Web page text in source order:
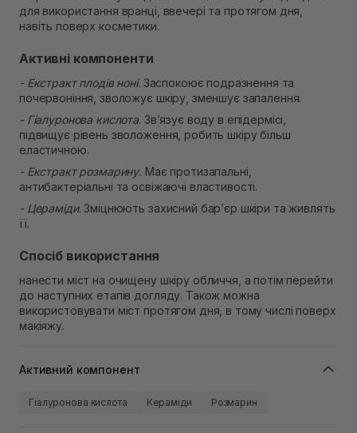
для використання вранці, ввечері та протягом дня,
навіть поверх косметики.
Активні компоненти
- Екстракт плодів ноні. Заспокоює подразнення та
почервоніння, зволожує шкіру, зменшує запалення.
- Гіалуронова кислота. Зв’язує воду в епідермісі,
підвищує рівень зволоження, робить шкіру більш
еластичною.
- Екстракт розмарину. Має протизапальні,
антибактеріальні та освіжаючі властивості.
- Цераміди. Зміцнюють захисний бар’єр шкіри та живлять
її.
Спосіб використання
нанести міст на очищену шкіру обличчя, а потім перейти
до наступних етапів догляду. Також можна
використовувати міст протягом дня, в тому числі поверх
макіяжу.
Активний компонент
Гіалуронова кислота Кераміди Розмарин